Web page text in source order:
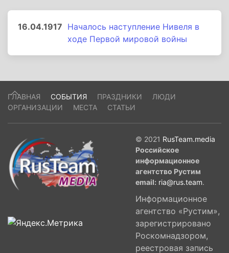
16.04.1917 Началось наступление Нивеля в
ходе Первой мировой войны
ГЛАВНАЯ СОБЫТИЯ ПРАЗДНИКИ
ЛЮДИ
ОРГАНИЗАЦИИ
МЕСТА СТАТЬИ
© 2021 RusTeam.media
Российское
информационное
агентство Рустим
email: ria@rus.team.
Информационное
агентство «Рустим»,
зарегистрировано
Роскомнадзором,
реестровая запись